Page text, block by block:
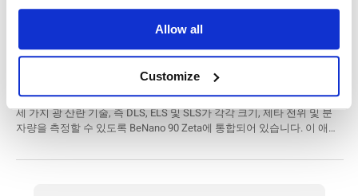
Allow all
Customize
은 에너지를 저장할 수 있습니다.
해질이 음극 구조에 더 쉽게 침투하여 이온 수송이 원활해지고
배터리가 빠르게 충전 및 방전될 수 있습니다.
간단히 말해, 연구원 및 개발 엔지니어는 더 미세한 LFP 양극
장된 주행 거리를구현하는 동시에 LFP 배터리의 고유한 안전
연마재의 일관성을 보장하기 위해서는 크기만으로는 충분하지 않으며,
연마재 업계에서는 입자의 모양도 마찬가지로 제어해야 할 중요한 매개
와 모양을 동시에 특성화할 수 있는 것으로 입증되었습니다.
크기, 제타 전위 및 분자량 조사 및 BSA 솔루션의 안
정성 평가
세 가지 광 산란 기술, 즉 DLS, ELS 및 SLS가 각각 크기, 제타 전위 및 분
자량을 측정할 수 있도록 BeNano 90 Zeta에 통합되어 있습니다. 이 애플
시 크기 추세를 보여줍니다.